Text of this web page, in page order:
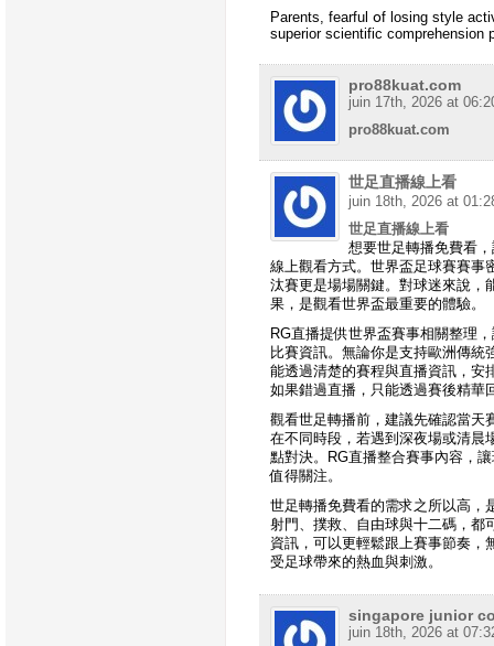
Parents, fearful օf losing style
superior scientific comprehension
pro88kuat.com
juin 17th, 2026 at
pro88kuat.com
世足直播線上看
juin 18th, 2026 at
世足直播線上看
想要世足轉播免費看
線上觀看方式。世界盃足球賽賽事
汰賽更是場場關鍵。對球迷來說，
果，是觀看世界盃最重要的體驗。
RG直播提供世界盃賽事相關整理
比賽資訊。無論你是支持歐洲傳
能透過清楚的賽程與直播資訊，安
如果錯過直播，只能透過賽後精華
觀看世足轉播前，建議先確認當天
在不同時段，若遇到深夜場或清晨
點對決。RG直播整合賽事內容，
值得關注。
世足轉播免費看的需求之所以高，
射門、撲救、自由球與十二碼，都
資訊，可以更輕鬆跟上賽事節奏，
受足球帶來的熱血與刺激。
singapore junior
juin 18th, 2026 at